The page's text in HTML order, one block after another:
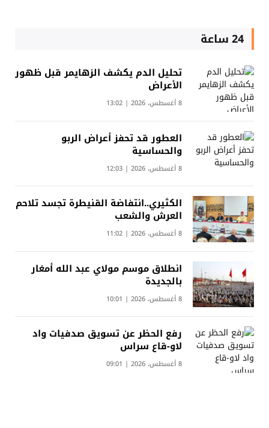
24 ساعة
تحليل الدم يكشف الزهايمر قبل ظهور
الأعراض
8 أغسطس، 2026 | 13:02
العطور قد تحفز أعراض الربو
والحساسية
8 أغسطس، 2026 | 12:03
الكثيري..انتفاضة القنيطرة تجسد تلاحم
العرش والشعب
8 أغسطس، 2026 | 11:02
انطلاق موسم مولاي عبد الله أمغار
بالجديدة
8 أغسطس، 2026 | 10:01
رفع الحظر عن تسويق صدفيات واد
لاو-قاع سراس
8 أغسطس، 2026 | 09:01